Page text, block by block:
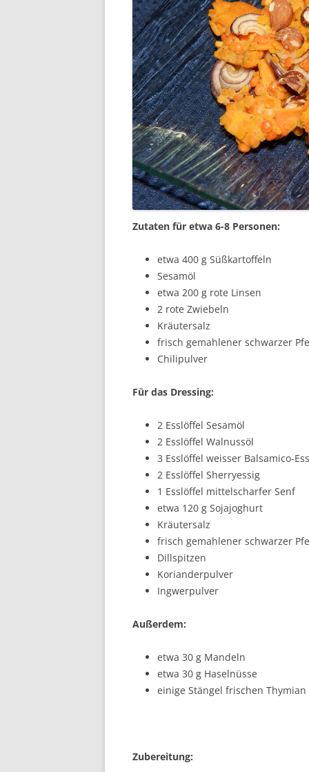
Zutaten für etwa 6-8 Personen:
etwa 400 g Süßkartoffeln
Sesamöl
etwa 200 g rote Linsen
2 rote Zwiebeln
Kräutersalz
frisch gemahlener schwarzer
Chilipulver
Für das Dressing:
2 Esslöffel Sesamöl
2 Esslöffel Walnussöl
3 Esslöffel weisser Balsamico-
2 Esslöffel Sherryessig
1 Esslöffel mittelscharfer Senf
etwa 120 g Sojajoghurt
Kräutersalz
frisch gemahlener schwarzer
Dillspitzen
Korianderpulver
Ingwerpulver
Außerdem:
etwa 30 g Mandeln
etwa 30 g Haselnüsse
einige Stängel frischen Thymian
Zubereitung: